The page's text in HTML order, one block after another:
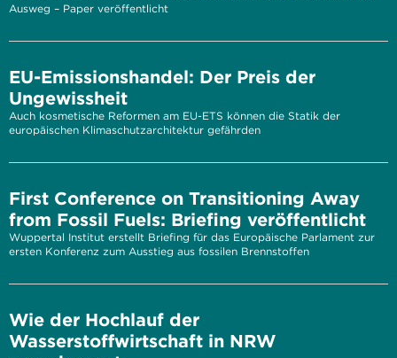
Ausweg – Paper veröffentlicht
EU-Emissionshandel: Der Preis der
Ungewissheit
Auch kosmetische Reformen am EU-ETS können die Statik der
europäischen Klimaschutzarchitektur gefährden
First Conference on Transitioning Away
from Fossil Fuels: Briefing veröffentlicht
Wuppertal Institut erstellt Briefing für das Europäische Parlament zur
ersten Konferenz zum Ausstieg aus fossilen Brennstoffen
Wie der Hochlauf der
Wasserstoffwirtschaft in NRW